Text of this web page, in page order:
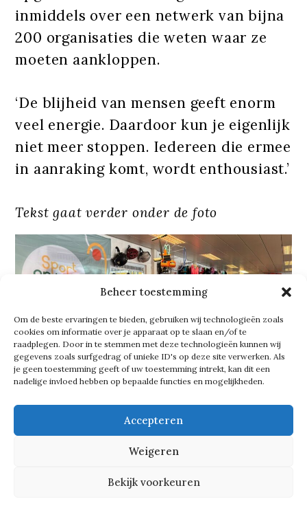
Beheer toestemming
Om de beste ervaringen te bieden, gebruiken wij technologieën zoals
cookies om informatie over je apparaat op te slaan en/of te
raadplegen. Door in te stemmen met deze technologieën kunnen wij
gegevens zoals surfgedrag of unieke ID's op deze site verwerken. Als
je geen toestemming geeft of uw toestemming intrekt, kan dit een
nadelige invloed hebben op bepaalde functies en mogelijkheden.
Accepteren
Weigeren
Bekijk voorkeuren
inmiddels over een netwerk van bijna
200 organisaties die weten waar ze
moeten aankloppen.
‘De blijheid van mensen geeft enorm
veel energie. Daardoor kun je eigenlijk
niet meer stoppen. Iedereen die ermee
in aanraking komt, wordt enthousiast.’
Tekst gaat verder onder de foto
Sport verbroedert
Dat de Sportspullenbank zo hard is